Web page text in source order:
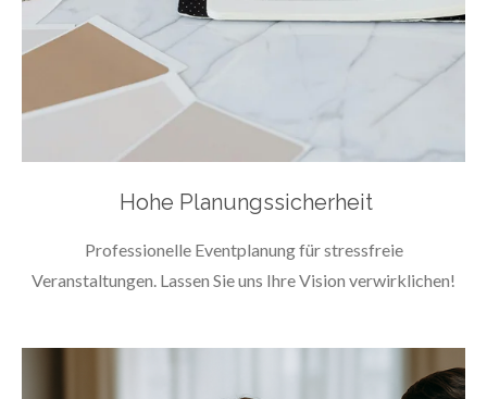
Hohe Planungssicherheit
Professionelle Eventplanung für stressfreie
Veranstaltungen. Lassen Sie uns Ihre Vision verwirklichen!